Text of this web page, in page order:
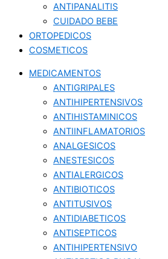
ANTIPANALITIS
CUIDADO BEBE
ORTOPEDICOS
COSMETICOS
MEDICAMENTOS
ANTIGRIPALES
ANTIHIPERTENSIVOS
ANTIHISTAMINICOS
ANTIINFLAMATORIOS
ANALGESICOS
ANESTESICOS
ANTIALERGICOS
ANTIBIOTICOS
ANTITUSIVOS
ANTIDIABETICOS
ANTISEPTICOS
ANTIHIPERTENSIVO